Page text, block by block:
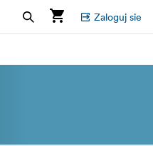
Zaloguj sie